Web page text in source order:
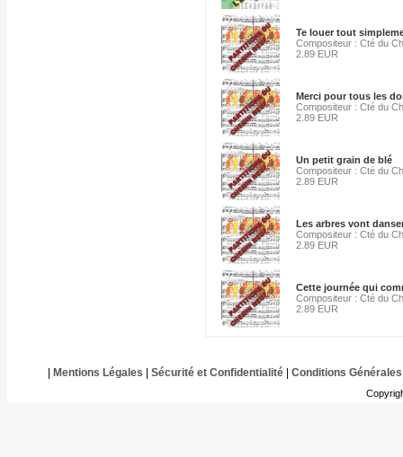
Te louer tout
Compositeur : Cté du
2.89 EUR
Merci pour tous les
Compositeur : Cté du
2.89 EUR
Un petit grain de blé
Compositeur : Cté du
2.89 EUR
Les arbres vont
Compositeur : Cté du
2.89 EUR
Cette journée qui
Compositeur : Cté du
2.89 EUR
Mentions Légales Sécurité et Confidentialité| Conditions Générales